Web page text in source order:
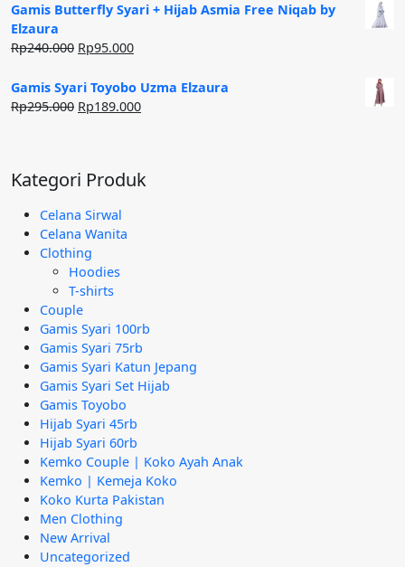
Gamis Butterfly Syari + Hijab Asmia Free Niqab by
Elzaura
Rp240.000 Harga
adalah:
Rp240.000.
Rp95.000Harga
ini
adalah:
Gamis Syari Toyobo Uzma Elzaura
Rp295.000 Harga
Rp189.000Harga
Rp189.000.
Kategori Produk
Celana Sirwal
Celana Wanita
Clothing
Hoodies
T-shirts
Couple
Gamis Syari 100rb
Gamis Syari 75rb
Gamis Syari Katun Jepang
Gamis Syari Set Hijab
Gamis Toyobo
Hijab Syari 45rb
Hijab Syari 60rb
Kemko Couple | Koko Ayah Anak
Kemko | Kemeja Koko
Koko Kurta Pakistan
Men Clothing
New Arrival
Uncategorized